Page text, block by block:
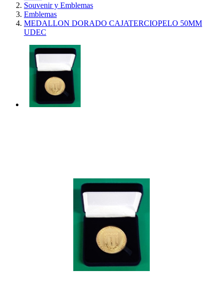
Souvenir y Emblemas
Emblemas
MEDALLON DORADO CAJATERCIOPELO 50MM
UDEC